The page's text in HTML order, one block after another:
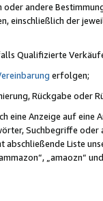
andere
einschließlich der
Qualifizierte
erfolgen;
Rückgabe oder
eine Anzeige auf
Suchbegriffe
Liste
„amaozn“